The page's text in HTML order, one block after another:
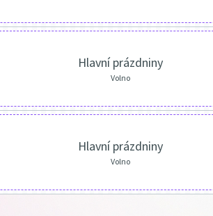
Hlavní prázdniny
Volno
Hlavní prázdniny
Volno